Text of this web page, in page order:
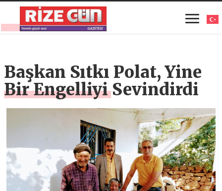
Başkan Sıtkı Polat, Yine
Bir Engelliyi Sevindirdi